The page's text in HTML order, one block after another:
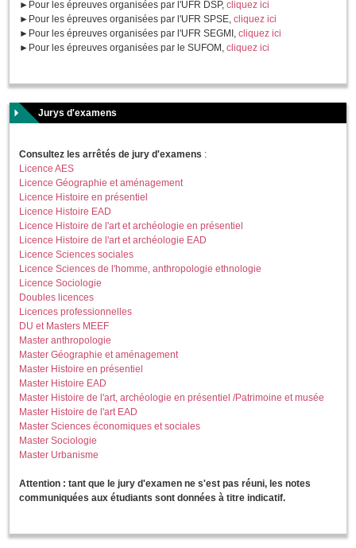
►Pour les épreuves organisées par l'UFR DSP, cliquez ici
►Pour les épreuves organisées par l'UFR SPSE, cliquez ici
►Pour les épreuves organisées par l'UFR SEGMI, cliquez ici
►Pour les épreuves organisées par le SUFOM, cliquez ici
Jurys d'examens
Consultez les arrêtés de jury d'examens :
Licence AES
Licence Géographie et aménagement
Licence Histoire en présentiel
Licence Histoire EAD
Licence Histoire de l'art et archéologie en présentiel
Licence Histoire de l'art et archéologie EAD
Licence Sciences sociales
Licence Sciences de l'homme, anthropologie ethnologie
Licence Sociologie
Doubles licences
Licences professionnelles
DU et Masters MEEF
Master anthropologie
Master Géographie et aménagement
Master Histoire en présentiel
Master Histoire EAD
Master Histoire de l'art, archéologie en présentiel /Patrimoine et musée
Master Histoire de l'art EAD
Master Sciences économiques et sociales
Master Sociologie
Master Urbanisme
Attention : tant que le jury d'examen ne s'est pas réuni, les notes
communiquées aux étudiants sont données à titre indicatif.